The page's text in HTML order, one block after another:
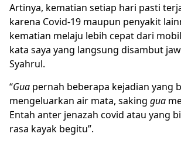
Artinya, kematian setiap hari pasti
karena Covid-19 maupun penyakit
kematian melaju lebih cepat dari
kata saya yang langsung disambut
Syahrul.
“Gua pernah beberapa kejadian yang
mengeluarkan air mata, saking gua
Entah anter jenazah covid atau yang
rasa kayak begitu”.